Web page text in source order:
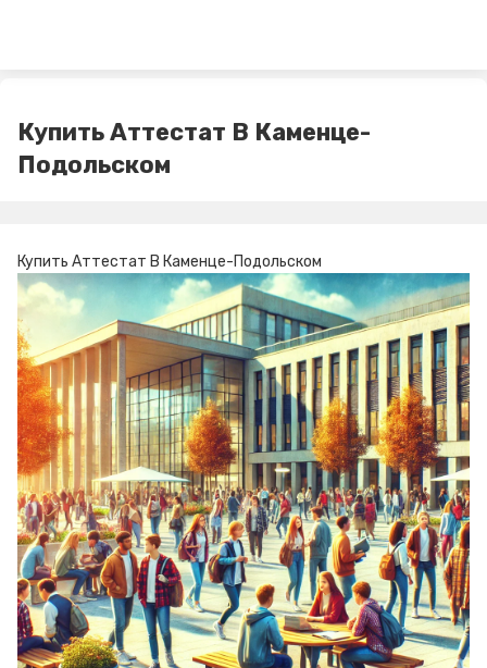
Купить Аттестат В Каменце-
Подольском
Купить Аттестат В Каменце-Подольском